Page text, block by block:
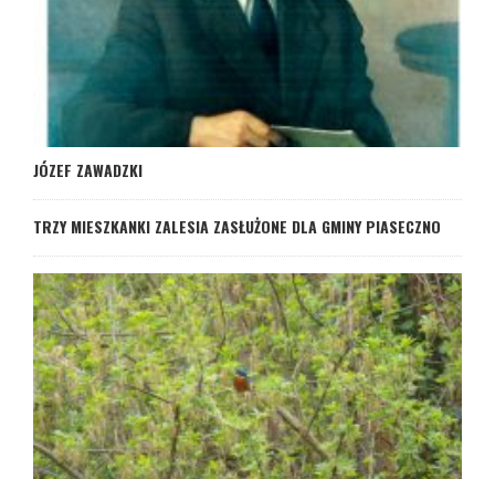
JÓZEF ZAWADZKI
TRZY MIESZKANKI ZALESIA ZASŁUŻONE DLA GMINY PIASECZNO